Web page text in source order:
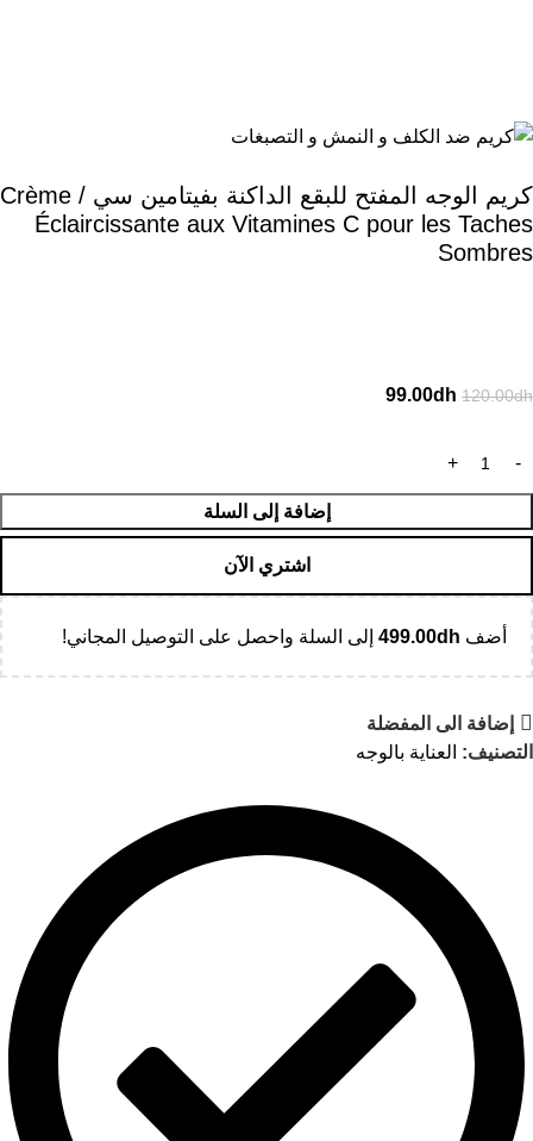
كريم الوجه المفتح للبقع الداكنة بفيتامين سي / Crème
Éclaircissante aux Vitamines C pour les Taches
Sombres
120.00dh
99.00dh
إضافة إلى السلة
اشتري الآن
أضف 499.00dh إلى السلة واحصل على التوصيل المجاني!
إضافة الى المفضلة
التصنيف: العناية بالوجه